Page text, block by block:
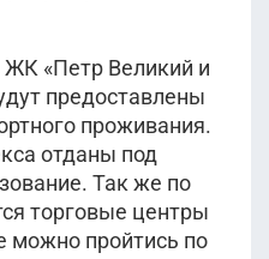
«Петр Великий и
предоставлены
проживания.
отданы под
Так же по
торговые центры
можно пройтись по